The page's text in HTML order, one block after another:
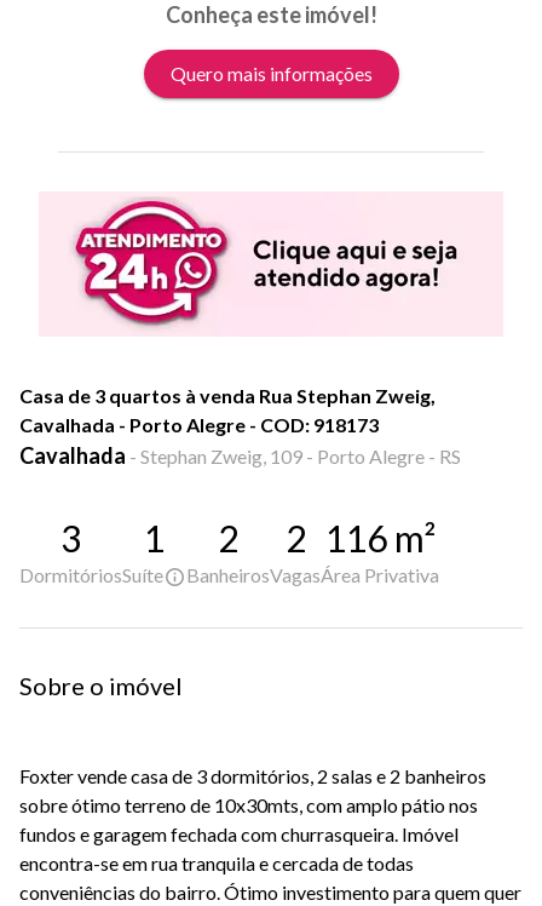
Conheça este imóvel!
Quero mais informações
Casa de 3 quartos à venda Rua Stephan Zweig,
Cavalhada - Porto Alegre - COD: 918173
Cavalhada - Stephan Zweig, 109 - Porto Alegre - RS
3
Dormitórios
1
Suíte
2
Banheiros
2
Vagas
116 m²
Área Privativa
Sobre o imóvel
Foxter vende casa de 3 dormitórios, 2 salas e 2 banheiros
sobre ótimo terreno de 10x30mts, com amplo pátio nos
fundos e garagem fechada com churrasqueira. Imóvel
encontra-se em rua tranquila e cercada de todas
conveniências do bairro. Ótimo investimento para quem quer